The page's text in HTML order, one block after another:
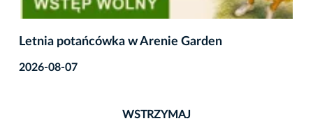
III Tynieckie Recitale Kameralne – finałowe
WSTRZYMAJ